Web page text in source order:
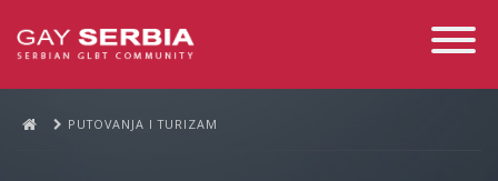
Toggle
PUTOVANJA I TURIZAM